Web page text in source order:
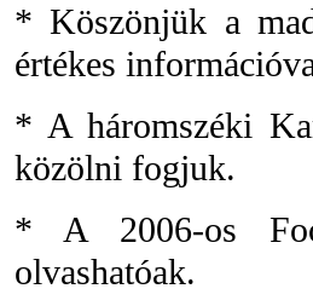
* Köszönjük a
értékes
* A háromszéki
közölni fogjuk.
* A 2006-os
olvashatóak.